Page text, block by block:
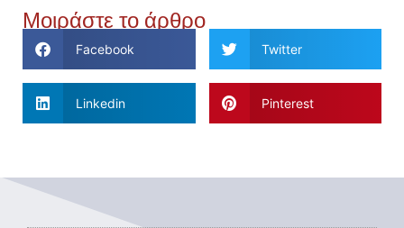
Μοιράστε το άρθρο
Facebook Twitter
Linkedin Pinterest